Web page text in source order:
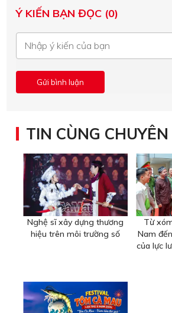
Ý KIẾN BẠN ĐỌC (0)
TIN CÙNG CHUYÊN
Nghệ sĩ xây dựng thương
hiệu trên môi trường số
Từ
Nam
của lực